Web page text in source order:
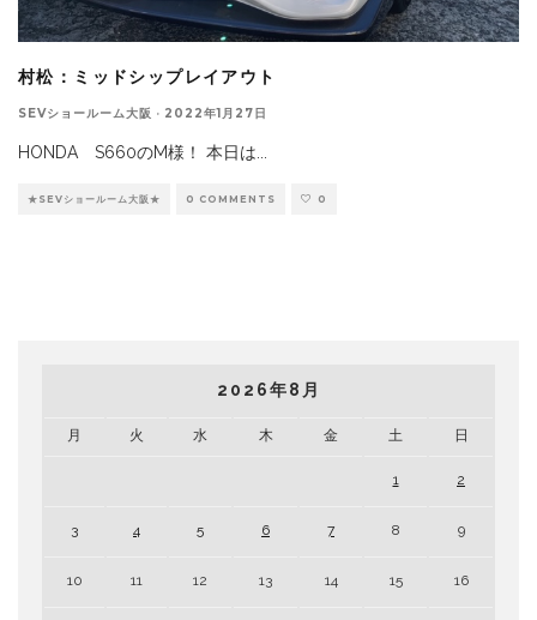
村松：ミッドシップレイアウト
SEVショールーム大阪 · 2022年1月27日
HONDA S660のM様！ 本日は
★SEVショールーム大阪★ 0 COMMENTS 0
2026年8月
月 火 水 木 金 土 日
1 2
3 4 5 6 7 8 9
10 11 12 13 14 15 16